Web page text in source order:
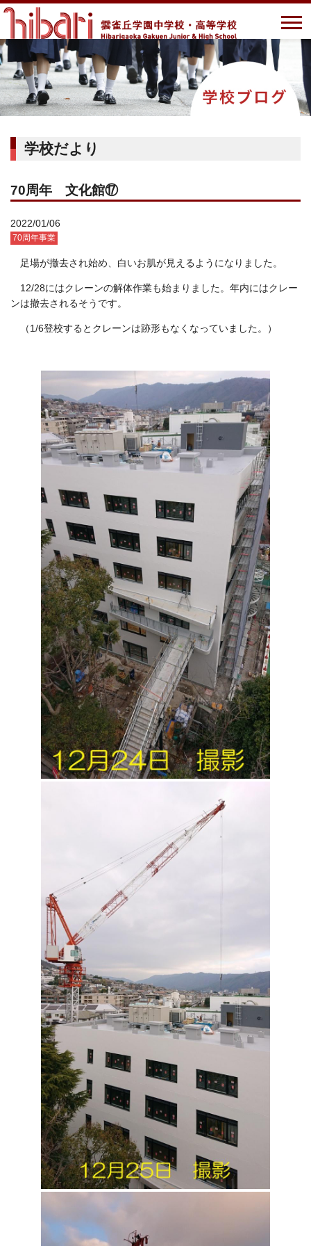
学校だより
70周年 文化館⑰
2022/01/06
70周年事業
足場が撤去され始め、白いお肌が見えるようになりました。
12/28にはクレーンの解体作業も始まりました。年内にはクレー
ンは撤去されるそうです。
（1/6登校するとクレーンは跡形もなくなっていました。）